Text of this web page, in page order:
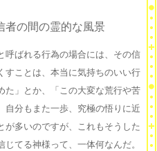
の間の霊的な風景
ばれる行為の場合には、その信
すことは、本当に気持ちのいい行
た」とか、「この大変な荒行や苦
自分もまた一歩、究極の悟りに近
が多いのですが、これもそうした
てる神様って、一体何なんだ。